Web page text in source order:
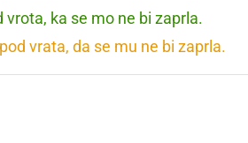
vrota, ka se mo ne bi zaprla.
vrata, da se mu ne bi zaprla.